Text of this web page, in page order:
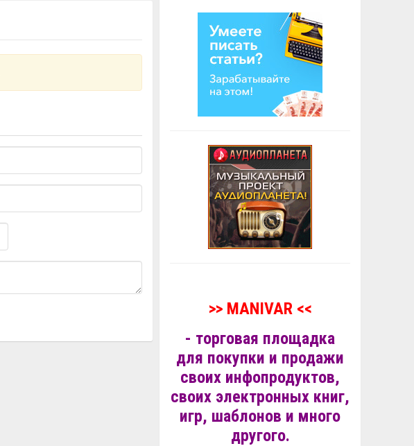
>> MANIVAR <<
- торговая площадка
для покупки и продажи
своих инфопродуктов,
своих электронных книг,
игр, шаблонов и много
другого.